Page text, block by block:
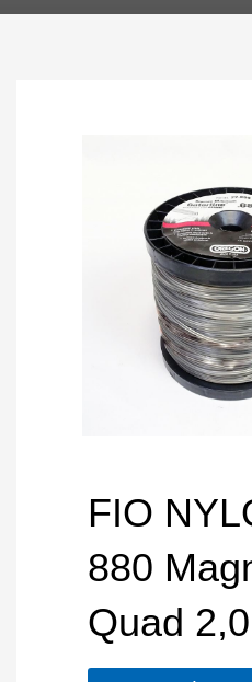
FIO
880
Quad